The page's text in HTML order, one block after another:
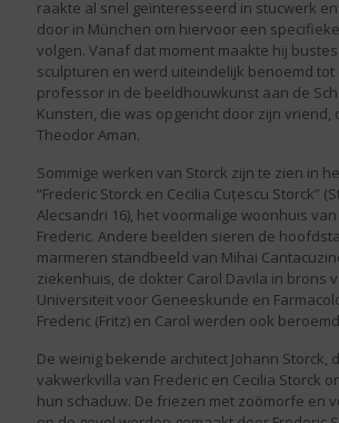
raakte al snel geïnteresseerd in stucwerk
door in München om hiervoor een
volgen. Vanaf dat moment maakte hij
sculpturen en werd uiteindelijk benoemd tot
professor in de beeldhouwkunst aan de
Kunsten, die was opgericht door zijn vriend,
Theodor Aman.
Sommige werken van Storck zijn te zien in
“Frederic Storck en Cecilia Cuțescu Storck”
Alecsandri 16), het voormalige woonhuis
Frederic. Andere beelden sieren de
marmeren standbeeld van Mihai
ziekenhuis, de dokter Carol Davila in brons
Universiteit voor Geneeskunde en
Frederic (Fritz) en Carol werden ook
De weinig bekende architect Johann Storck,
vakwerkvilla van Frederic en Cecilia Storck
hun schaduw. De friezen met zoömorfe en